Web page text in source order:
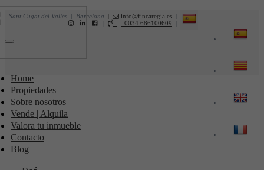
| info@fincaregia.es
Sant Cugat del Vallès | Barcelona
0034 686100609
-
Toggle
Home
Propiedades
Sobre nosotros
Vende | Alquila
Valora tu inmueble
Contacto
Blog